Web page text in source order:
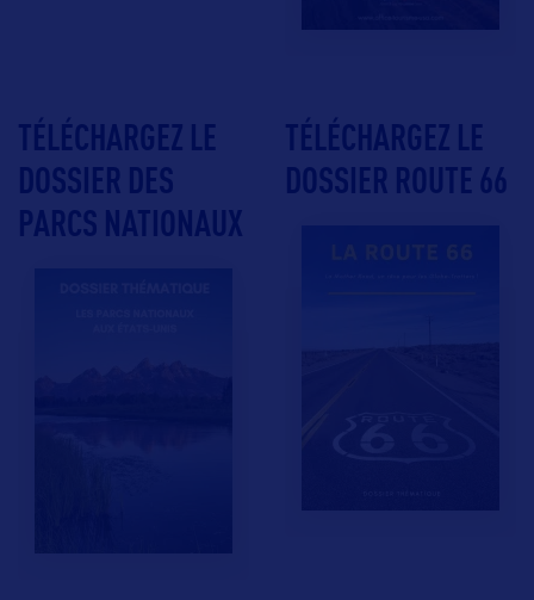
TÉLÉCHARGEZ LE
DOSSIER DES
PARCS NATIONAUX
TÉLÉCHARGEZ LE
DOSSIER ROUTE 66